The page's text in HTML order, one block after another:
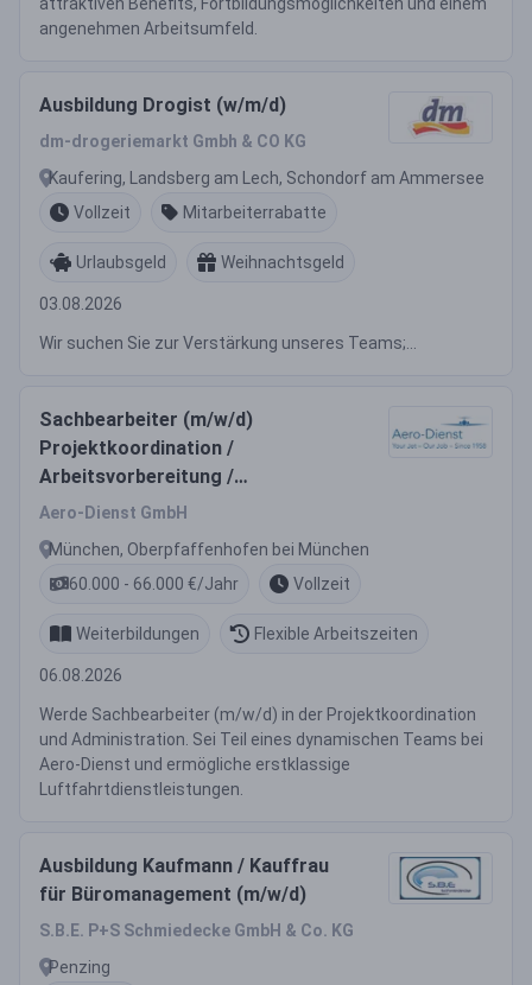
angenehmen Arbeitsumfeld.
Ausbildung Drogist (w/m/d)
dm-drogeriemarkt Gmbh & CO KG
Kaufering, Landsberg am Lech, Schondorf am Ammersee
Vollzeit
Mitarbeiterrabatte
Urlaubsgeld Weihnachtsgeld
03.08.2026
Wir suchen Sie zur Verstärkung unseres Teams;...
Sachbearbeiter (m/w/d)
Projektkoordination /
Arbeitsvorbereitung /
Administration
Aero-Dienst GmbH
München, Oberpfaffenhofen bei München
60.000 - 66.000 €/Jahr
Vollzeit
Weiterbildungen Flexible Arbeitszeiten
06.08.2026
Werde Sachbearbeiter (m/w/d) in der Projektkoordination
und Administration. Sei Teil eines dynamischen Teams bei
Aero-Dienst und ermögliche erstklassige
Luftfahrtdienstleistungen.
Ausbildung Kaufmann / Kauffrau
für Büromanagement (m/w/d)
S.B.E. P+S Schmiedecke GmbH & Co. KG
Penzing